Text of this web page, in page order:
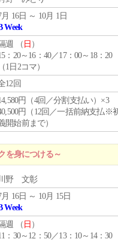
月 16日 ～ 10月 1日
Week
週 （ 日 ）
：20～16：40／17：00～18：20
（1日2コマ）
12回
円（4回／分割支払い）×3
円（12回／一括前納支払※
開始前まで）
を身につける～
野 文彰
月 16日 ～ 10月 15日
Week
週 （ 日 ）
：30～12：50／13：10～14：30